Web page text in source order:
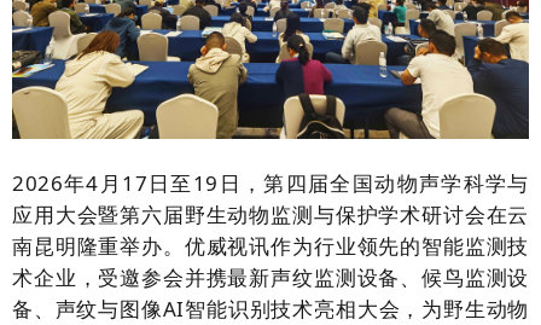
2026年4月17日至19日，第四届全国动物声学科学与
应用大会暨第六届野生动物监测与保护学术研讨会在云
南昆明隆重举办。优威视讯作为行业领先的智能监测技
术企业，受邀参会并携最新声纹监测设备、候鸟监测设
备、声纹与图像AI智能识别技术亮相大会，为野生动物